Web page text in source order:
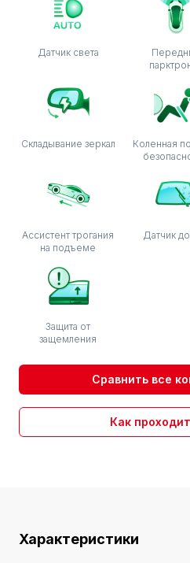
Датчик света
Складывание зеркал
Коленная
Ассистент трогания
на подъеме
Датчик
Защита от
защемления
Сравнить все
Как
Характеристики